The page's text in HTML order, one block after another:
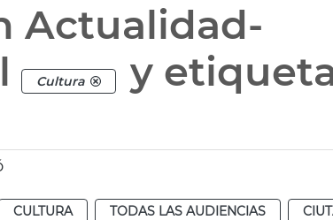
Actualidad-
Cultura y
CULTURA TODAS LAS AUDIENCIAS